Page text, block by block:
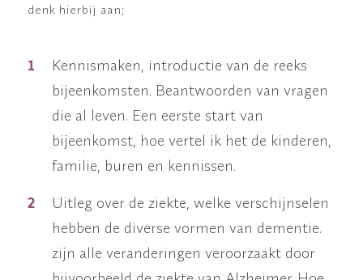
denk hierbij aan;
Kennismaken, introductie van de reeks
bijeenkomsten. Beantwoorden van vragen
die al leven. Een eerste start van
bijeenkomst, hoe vertel ik het de kinderen,
familie, buren en kennissen.
Uitleg over de ziekte, welke verschijnselen
hebben de diverse vormen van dementie.
zijn alle veranderingen veroorzaakt door